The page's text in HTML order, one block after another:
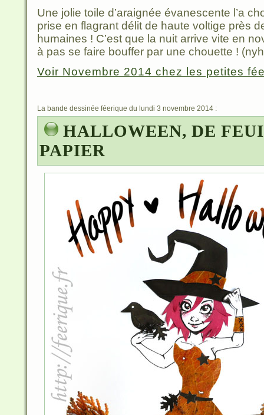
Une jolie toile d’araignée évanescente l’a
prise en flagrant délit de haute voltige près
humaines ! C’est que la nuit arrive vite en
à pas se faire bouffer par une chouette !
Voir Novembre 2014 chez les petites
La bande dessinée féerique du lundi 3 novembre 2014 :
HALLOWEEN, DE
PAPIER